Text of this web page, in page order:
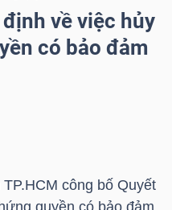
về việc hủy
có bảo đảm
TP.HCM công bố Quyết